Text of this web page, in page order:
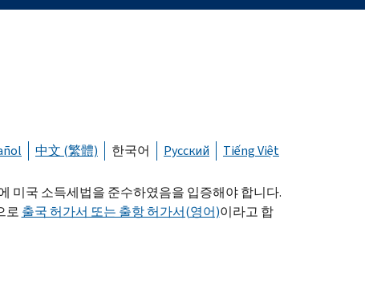
中文 (繁體) 한국어 Русский Tiếng Việt
미국 소득세법을 준수하였음을 입증해야 합니다.
로 출국 허가서 또는 출항 허가서(영어)이라고 합